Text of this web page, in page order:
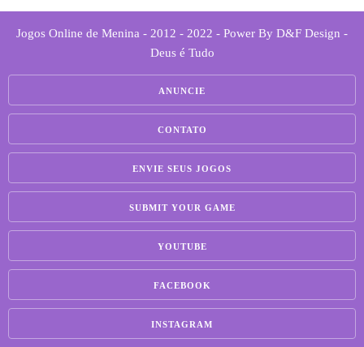
Jogos Online de Menina - 2012 - 2022 - Power By D&F Design -
Deus é Tudo
ANUNCIE
CONTATO
ENVIE SEUS JOGOS
SUBMIT YOUR GAME
YOUTUBE
FACEBOOK
INSTAGRAM